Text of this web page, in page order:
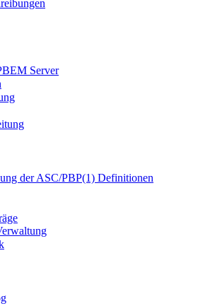
Server
der ASC/PBP(1) Definitionen